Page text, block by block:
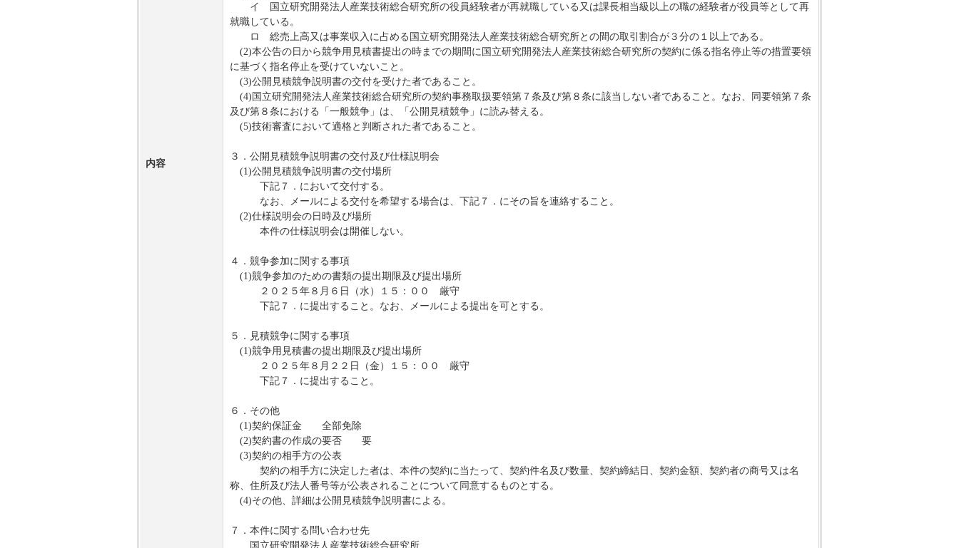
内容
イ 国立研究開発法人産業技術総合研究所の役員経験者が再就職している又は課長相当級以上の職の経験者が役員等として再
就職している。
ロ 総売上高又は事業収入に占める国立研究開発法人産業技術総合研究所との間の取引割合が３分の１以上である。
(2)本公告の日から競争用見積書提出の時までの期間に国立研究開発法人産業技術総合研究所の契約に係る指名停止等の措置要領
に基づく指名停止を受けていないこと。
(3)公開見積競争説明書の交付を受けた者であること。
(4)国立研究開発法人産業技術総合研究所の契約事務取扱要領第７条及び第８条に該当しない者であること。なお、同要領第７条
及び第８条における「一般競争」は、「公開見積競争」に読み替える。
(5)技術審査において適格と判断された者であること。
３．公開見積競争説明書の交付及び仕様説明会
(1)公開見積競争説明書の交付場所
下記７．において交付する。
なお、メールによる交付を希望する場合は、下記７．にその旨を連絡すること。
(2)仕様説明会の日時及び場所
本件の仕様説明会は開催しない。
４．競争参加に関する事項
(1)競争参加のための書類の提出期限及び提出場所
２０２５年８月６日（水）１５：００ 厳守
下記７．に提出すること。なお、メールによる提出を可とする。
５．見積競争に関する事項
(1)競争用見積書の提出期限及び提出場所
２０２５年８月２２日（金）１５：００ 厳守
下記７．に提出すること。
６．その他
(1)契約保証金 全部免除
(2)契約書の作成の要否 要
(3)契約の相手方の公表
契約の相手方に決定した者は、本件の契約に当たって、契約件名及び数量、契約締結日、契約金額、契約者の商号又は名
称、住所及び法人番号等が公表されることについて同意するものとする。
(4)その他、詳細は公開見積競争説明書による。
７．本件に関する問い合わせ先
国立研究開発法人産業技術総合研究所